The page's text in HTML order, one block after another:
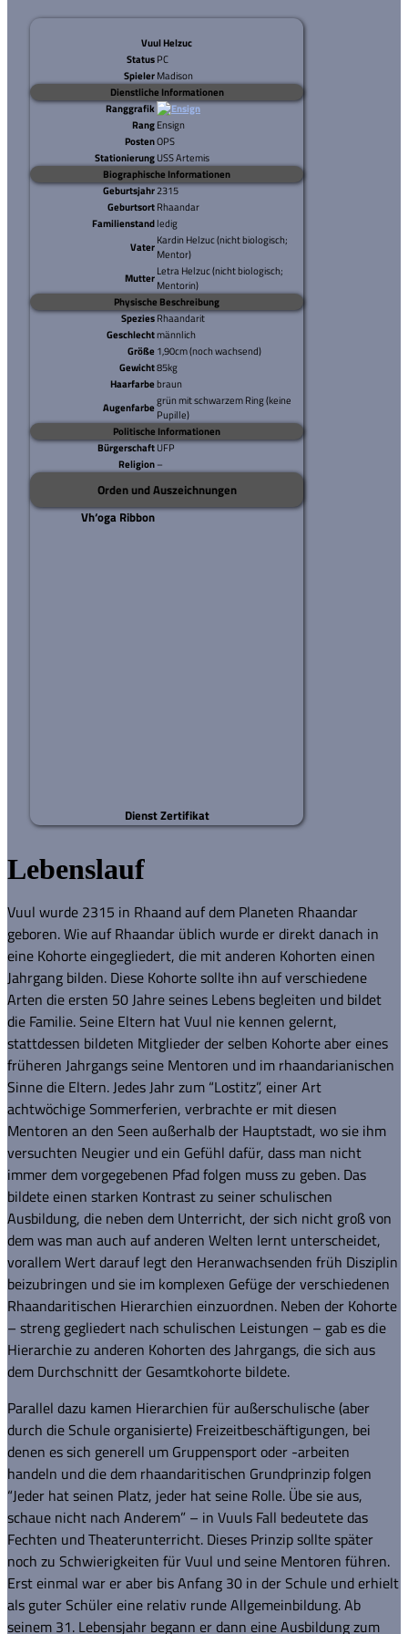
Vuul Helzuc
StatusPC
SpielerMadison
Dienstliche Informationen
Ranggrafik
RangEnsign
PostenOPS
StationierungUSS Artemis
Biographische Informationen
Geburtsjahr2315
GeburtsortRhaandar
Familienstandledig
VaterKardin Helzuc (nicht biologisch;
Mentor)
MutterLetra Helzuc (nicht biologisch;
Mentorin)
Physische Beschreibung
SpeziesRhaandarit
Geschlechtmännlich
Größe1,90cm (noch wachsend)
Gewicht85kg
Haarfarbebraun
Augenfarbegrün mit schwarzem Ring (keine
Pupille)
Politische Informationen
BürgerschaftUFP
Religion–
Orden und Auszeichnungen
Vh‘oga Ribbon
Dienst Zertifikat
Lebenslauf
Vuul wurde 2315 in Rhaand auf dem Planeten Rhaandar
geboren. Wie auf Rhaandar üblich wurde er direkt danach in
eine Kohorte eingegliedert, die mit anderen Kohorten einen
Jahrgang bilden. Diese Kohorte sollte ihn auf verschiedene
Arten die ersten 50 Jahre seines Lebens begleiten und bildet
die Familie. Seine Eltern hat Vuul nie kennen gelernt,
stattdessen bildeten Mitglieder der selben Kohorte aber eines
früheren Jahrgangs seine Mentoren und im rhaandarianischen
Sinne die Eltern. Jedes Jahr zum “Lostitz”, einer Art
achtwöchige Sommerferien, verbrachte er mit diesen
Mentoren an den Seen außerhalb der Hauptstadt, wo sie ihm
versuchten Neugier und ein Gefühl dafür, dass man nicht
immer dem vorgegebenen Pfad folgen muss zu geben. Das
bildete einen starken Kontrast zu seiner schulischen
Ausbildung, die neben dem Unterricht, der sich nicht groß von
dem was man auch auf anderen Welten lernt unterscheidet,
vorallem Wert darauf legt den Heranwachsenden früh Disziplin
beizubringen und sie im komplexen Gefüge der verschiedenen
Rhaandaritischen Hierarchien einzuordnen. Neben der Kohorte
– streng gegliedert nach schulischen Leistungen – gab es die
Hierarchie zu anderen Kohorten des Jahrgangs, die sich aus
dem Durchschnitt der Gesamtkohorte bildete.
Parallel dazu kamen Hierarchien für außerschulische (aber
durch die Schule organisierte) Freizeitbeschäftigungen, bei
denen es sich generell um Gruppensport oder -arbeiten
handeln und die dem rhaandaritischen Grundprinzip folgen
“Jeder hat seinen Platz, jeder hat seine Rolle. Übe sie aus,
schaue nicht nach Anderem” – in Vuuls Fall bedeutete das
Fechten und Theaterunterricht. Dieses Prinzip sollte später
noch zu Schwierigkeiten für Vuul und seine Mentoren führen.
Erst einmal war er aber bis Anfang 30 in der Schule und erhielt
als guter Schüler eine relativ runde Allgemeinbildung. Ab
seinem 31. Lebensjahr begann er dann eine Ausbildung zum